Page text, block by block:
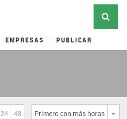
EMPRESAS PUBLICAR
Primero con más horas
24 48